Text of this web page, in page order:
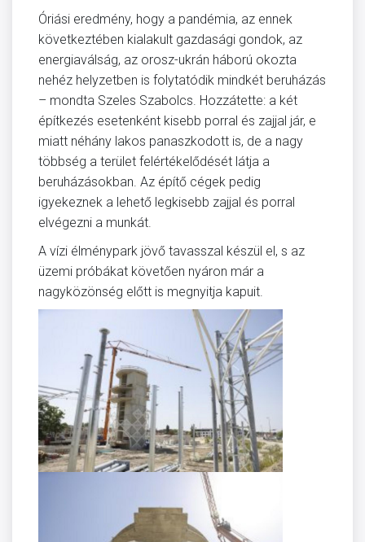
Óriási eredmény, hogy a pandémia, az ennek
következtében kialakult gazdasági gondok, az
energiaválság, az orosz-ukrán háború okozta
nehéz helyzetben is folytatódik mindkét beruházás
– mondta Szeles Szabolcs. Hozzátette: a két
építkezés esetenként kisebb porral és zajjal jár, e
miatt néhány lakos panaszkodott is, de a nagy
többség a terület felértékelődését látja a
beruházásokban. Az építő cégek pedig
igyekeznek a lehető legkisebb zajjal és porral
elvégezni a munkát.
A vízi élménypark jövő tavasszal készül el, s az
üzemi próbákat követően nyáron már a
nagyközönség előtt is megnyitja kapuit.